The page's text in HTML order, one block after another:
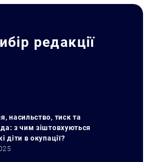
редакції
насильство, тиск та
з чим зіштовхуються
діти в окупації?